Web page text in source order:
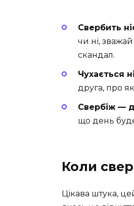
Свербить
чи ні,
скандал.
Чухається
друга, про
Свербіж —
що день
Коли
Цікава штука,